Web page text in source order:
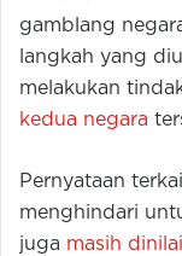
gamblang
langkah yang
melakukan
kedua negara
Pernyataan
menghindari
juga masih